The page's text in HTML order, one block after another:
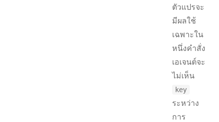
ตัวแปรจะ
มีผลใช้
เฉพาะใน
หนึ่งคำสั่ง
เอเจนต์จะ
ไม่เห็น
key
ระหว่าง
การ